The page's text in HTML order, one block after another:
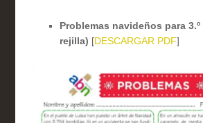
Problemas navideños para
rejilla) [DESCARGAR PDF]